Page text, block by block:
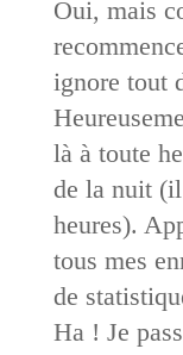
Oui, mais
ignore tout
là à toute
de la nuit
heures).
tous mes
de
Ha ! Je